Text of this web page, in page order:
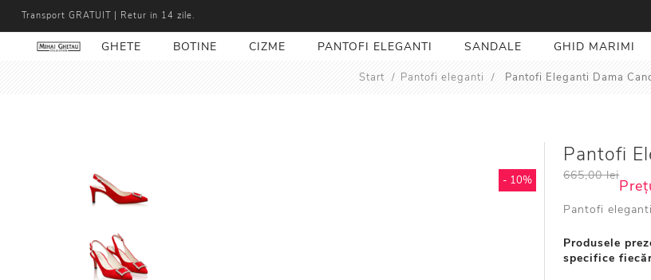
Transport GRATUIT | Retur in 14 zile.
GHETE BOTINE CIZME PANTOFI ELEGANTI SANDALE GHID MARIMI
Start / Pantofi eleganti / Pantofi Eleganti Dama
- 10%
Pantofi
665,00 lei
Pantofi
Produsele
specifice